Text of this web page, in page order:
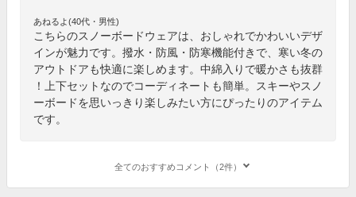
あねるよ(40代・男性)
こちらのスノーボードウェアは、おしゃれでかわいいデザ
インが魅力です。撥水・防風・防寒機能付きで、寒い冬の
アウトドアも快適に楽しめます。中綿入りで暖かさも抜群
！上下セットなのでコーディネートも簡単。スキーやスノ
ーボードを思いっきり楽しみたい方にぴったりのアイテム
です。
全てのおすすめコメント（2件）